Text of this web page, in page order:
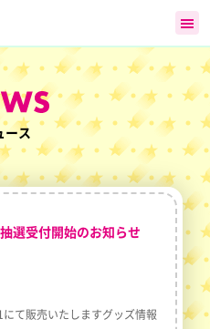
ース
選受付開始のお知らせ
て販売いたしますグッズ情報